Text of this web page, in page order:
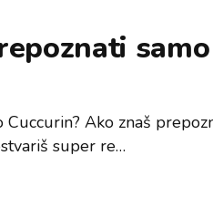
Ako znaš
super re…